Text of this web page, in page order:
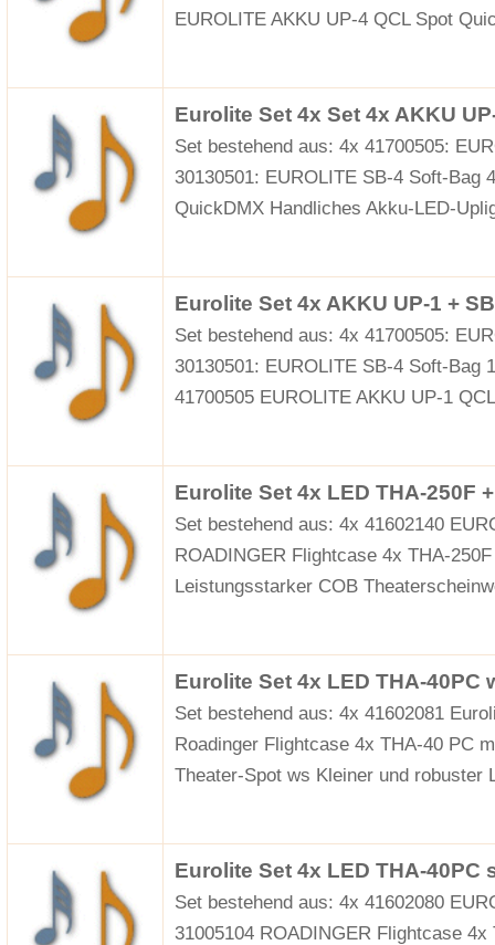
EUROLITE AKKU UP-4 QCL Spot
Eurolite Set 4x Set 4x AKKU
Set bestehend aus: 4x 41700505:
30130501: EUROLITE SB-4 Soft-Bag
QuickDMX Handliches Akku-LED-
Eurolite Set 4x AKKU UP-1 +
Set bestehend aus: 4x 41700505:
30130501: EUROLITE SB-4 Soft-Bag
41700505 EUROLITE AKKU UP-1
Eurolite Set 4x LED THA-250F
Set bestehend aus: 4x 41602140
ROADINGER Flightcase 4x THA-
Leistungsstarker COB
Eurolite Set 4x LED THA-40PC
Set bestehend aus: 4x 41602081
Roadinger Flightcase 4x THA-40 PC
Theater-Spot ws Kleiner und robuster
Eurolite Set 4x LED THA-40PC
Set bestehend aus: 4x 41602080
31005104 ROADINGER Flightcase